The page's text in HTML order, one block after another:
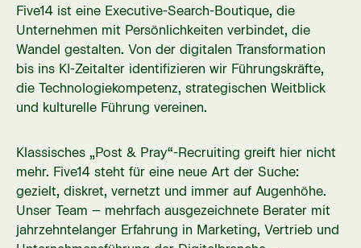
Five14 ist eine Executive-Search-Boutique, die
Unternehmen mit Persönlichkeiten verbindet, die
Wandel gestalten. Von der digitalen Transformation
bis ins KI-Zeitalter identifizieren wir Führungskräfte,
die Technologiekompetenz, strategischen Weitblick
und kulturelle Führung vereinen.
Klassisches „Post & Pray“-Recruiting greift hier nicht
mehr. Five14 steht für eine neue Art der Suche:
gezielt, diskret, vernetzt und immer auf Augenhöhe.
Unser Team – mehrfach ausgezeichnete Berater mit
jahrzehntelanger Erfahrung in Marketing, Vertrieb und